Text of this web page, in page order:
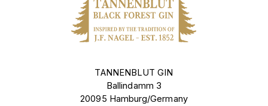
TANNENBLUT GIN
Ballindamm 3
20095 Hamburg/Germany